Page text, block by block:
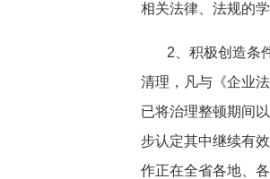
相关法律、法规的学
2、积极创造条
清理，凡与《企业
已将治理整顿期间
步认定其中继续有
作正在全省各地、